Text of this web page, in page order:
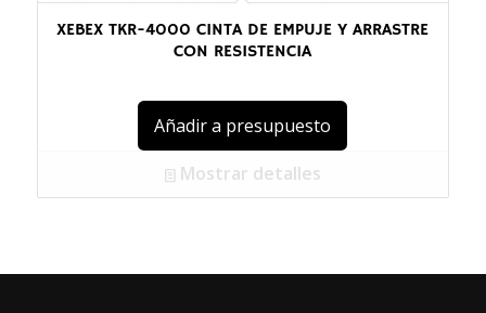
XEBEX TKR-4000 CINTA DE EMPUJE Y ARRASTRE
CON RESISTENCIA
Añadir a presupuesto
Mostrar detalles